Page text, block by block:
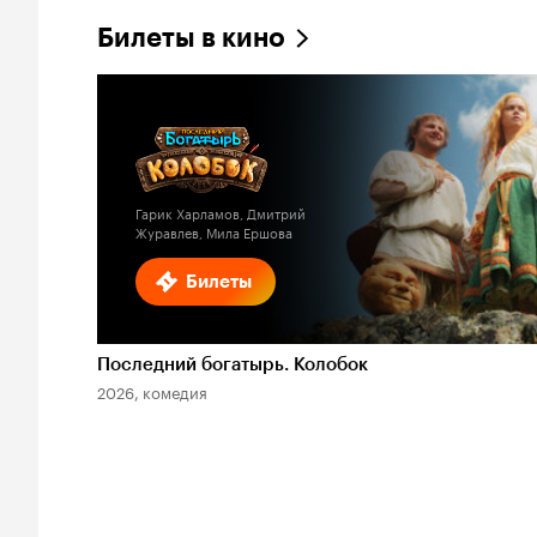
Билеты в кино
Билеты
Гарик Харламов, Дмитрий
Журавлев, Мила Ершова
Последний богатырь. Колобок
2026, комедия